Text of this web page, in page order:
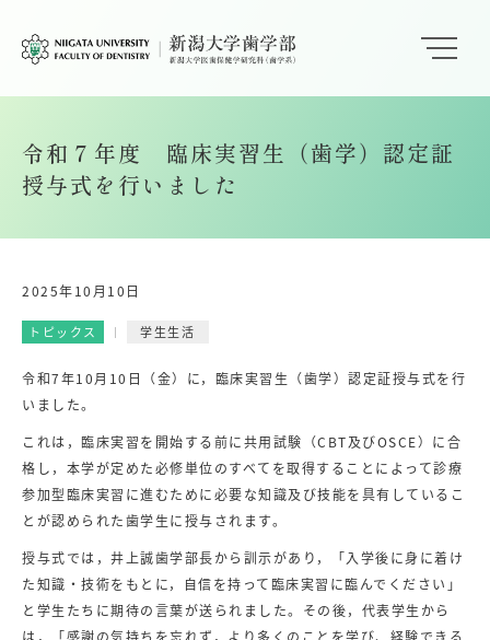
令和７年度 臨床実習生（歯学）認定証
授与式を行いました
2025年10月10日
トピックス 学生生活
令和7年10月10日（金）に，臨床実習生（歯学）認定証授与式を行
いました。
これは，臨床実習を開始する前に共用試験（CBT及びOSCE）に合
格し，本学が定めた必修単位のすべてを取得することによって診療
参加型臨床実習に進むために必要な知識及び技能を具有しているこ
とが認められた歯学生に授与されます。
授与式では，井上誠歯学部長から訓示があり，「入学後に身に着け
た知識・技術をもとに，自信を持って臨床実習に臨んでください」
と学生たちに期待の言葉が送られました。その後，代表学生から
は，「感謝の気持ちを忘れず，より多くのことを学び、経験できる